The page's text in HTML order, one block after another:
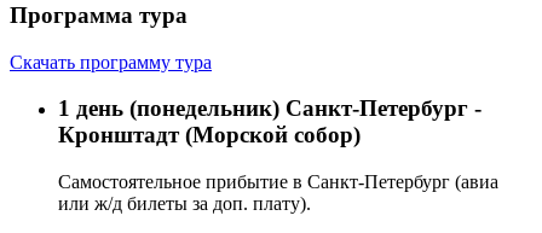
Программа тура
Скачать программу тура
1 день (понедельник) Санкт-Петербург -
Кронштадт (Морской собор)
Самостоятельное прибытие в Санкт-Петербург (авиа
или ж/д билеты за доп. плату).